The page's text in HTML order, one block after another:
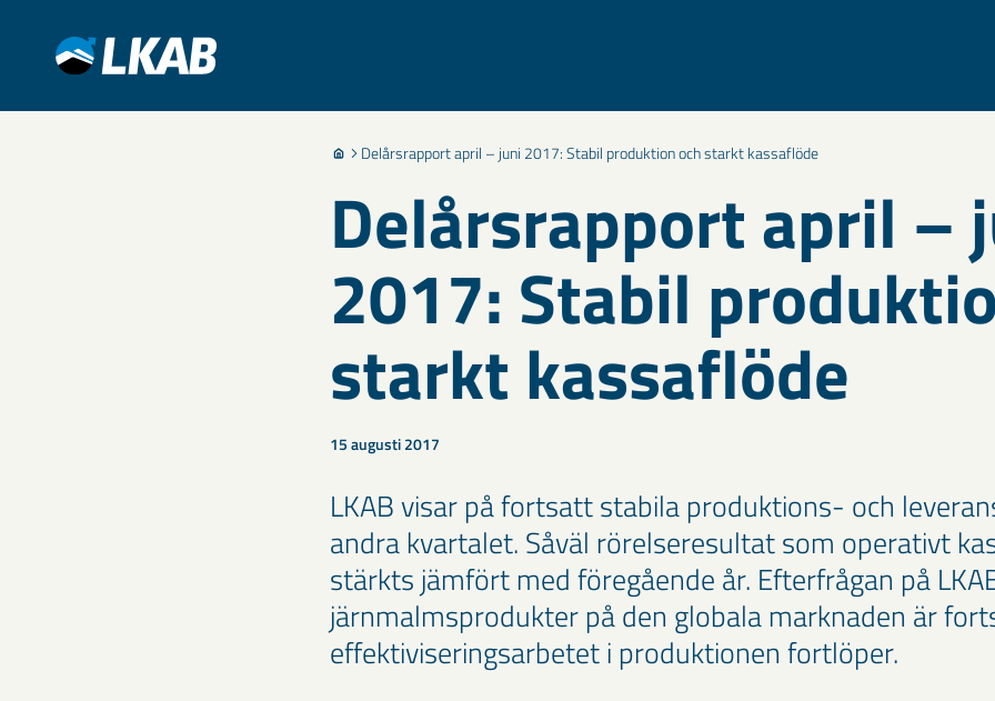
Delårsrapport april – juni 2017: Stabil produktion och starkt kassaflöde
Delårsrapport april –
2017: Stabil
starkt kassaflöde
15 augusti 2017
LKAB visar på fortsatt stabila produktions- och
andra kvartalet. Såväl rörelseresultat som operativt
stärkts jämfört med föregående år. Efterfrågan på
järnmalmsprodukter på den globala marknaden är
effektiviseringsarbetet i produktionen fortlöper.